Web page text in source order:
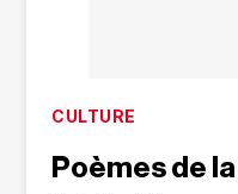
CULTURE
Poèmes de